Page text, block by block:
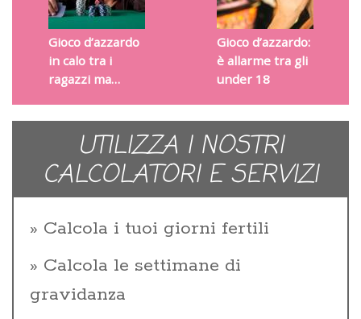
Gioco d’azzardo
in calo tra i
ragazzi ma…
Gioco d’azzardo:
è allarme tra gli
under 18
UTILIZZA I NOSTRI
CALCOLATORI E SERVIZI
Calcola i tuoi giorni fertili
Calcola le settimane di
gravidanza